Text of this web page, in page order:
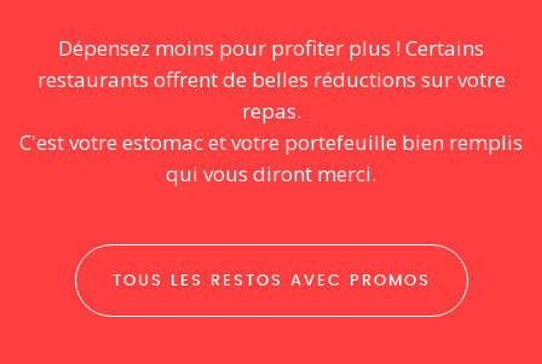
Dépensez moins pour profiter plus ! Certains
restaurants offrent de belles réductions sur votre
repas.
C'est votre estomac et votre portefeuille bien remplis
qui vous diront merci.
TOUS LES RESTOS AVEC PROMOS